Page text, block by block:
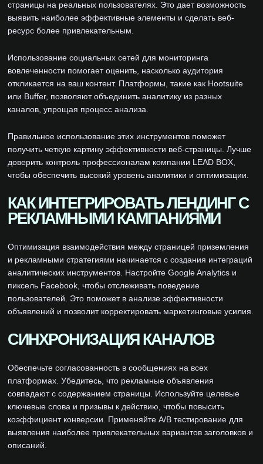
страницы на реальных пользователях. Это дает возможность
выявить наиболее эффективные элементы и сделать веб-
ресурс более привлекательным.
Использование социальных сетей для мониторинга
вовлеченности помогает оценить, насколько аудитория
откликается на ваш контент. Платформы, такие как Hootsuite
или Buffer, позволяют объединить аналитику из разных
каналов, упрощая процесс анализа.
Правильное использование этих инструментов поможет
получить четкую картину эффективности веб-страницы. Лучше
доверить контроль профессионалам компании LEAD BOX,
чтобы обеспечить высокий уровень аналитики и оптимизации.
КАК ИНТЕГРИРОВАТЬ ЛЕНДИНГ С
РЕКЛАМНЫМИ КАМПАНИЯМИ
Оптимизация взаимодействия между страницей приземления
и рекламными стратегиями начинается с создания интеграций
аналитических инструментов. Настройте Google Analytics и
пиксель Facebook, чтобы отслеживать поведение
пользователей. Это поможет в анализе эффективности
объявлений и позволит корректировать маркетинговые усилия.
СИНХРОНИЗАЦИЯ КАНАЛОВ
Обеспечьте согласованность в сообщениях на всех
платформах. Убедитесь, что рекламные объявления
совпадают с содержанием страницы. Используйте целевые
ключевые слова и призывы к действию, чтобы повысить
коэффициент конверсии. Применяйте A/B тестирование для
выявления наиболее привлекательных вариантов заголовков и
описаний.